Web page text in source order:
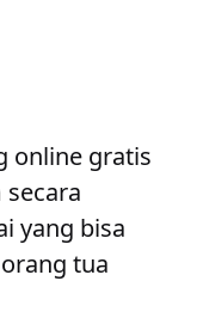
online gratis
yang bisa
tua